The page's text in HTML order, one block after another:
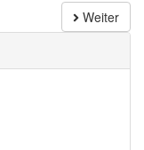
Weiter